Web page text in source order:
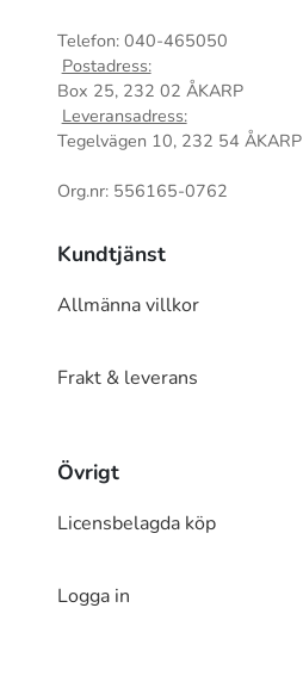
Telefon: 040-465050
Postadress:
Box 25, 232 02 ÅKARP
Leveransadress:
Tegelvägen 10, 232 54 ÅKARP
Org.nr: 556165-0762
Kundtjänst
Allmänna villkor
Frakt & leverans
Övrigt
Licensbelagda köp
Logga in